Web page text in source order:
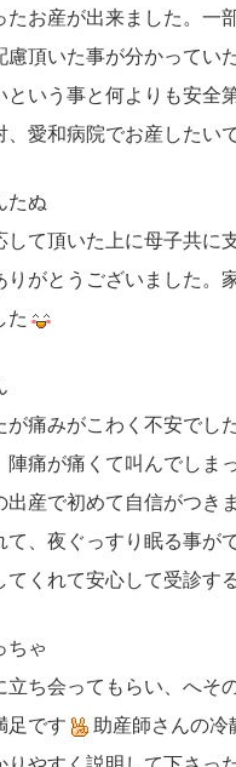
お産が出来ました。一
頂いた事が分かってい
いう事と何よりも安全
、愛和病院でお産したい
たぬ
て頂いた上に母子共に
りがとうございました
た
が痛みがこわく不安で
陣痛が痛くて叫んでしま
産で初めて自信がつき
て、夜ぐっすり眠る事が
くれて安心して受診す
ちゃ
立ち会ってもらい、へ
足です
助産師さんの冷